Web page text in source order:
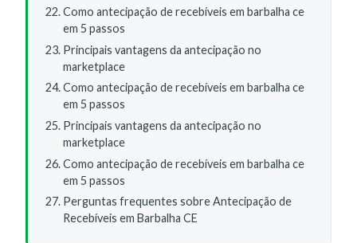
Como antecipação de recebíveis em barbalha ce
em 5 passos
Principais vantagens da antecipação no
marketplace
Como antecipação de recebíveis em barbalha ce
em 5 passos
Principais vantagens da antecipação no
marketplace
Como antecipação de recebíveis em barbalha ce
em 5 passos
Perguntas frequentes sobre Antecipação de
Recebíveis em Barbalha CE